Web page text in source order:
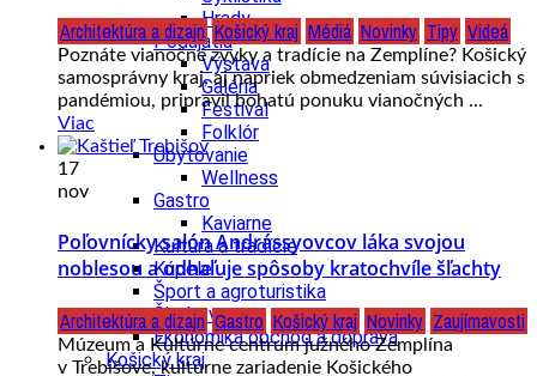
Hrady
Podujatia
Výstava
Galéria
Festival
Folklór
Ubytovanie
Wellness
Gastro
Kaviarne
Kultúra a tradície
Kúpele
Šport a agroturistika
Školstvo
Ekonomika obchod a doprava
Košický kraj
Architektúra a dizajn Košický kraj Médiá Novinky Tipy Videá
Poznáte vianočné zvyky a tradície na Zemplíne? Košický
samosprávny kraj, aj napriek obmedzeniam súvisiacich s
pandémiou, pripravil bohatú ponuku vianočných ...
Viac
17
nov
Poľovnícky salón Andrássyovcov láka svojou
noblesou a odhaľuje spôsoby kratochvíle šľachty
Architektúra a dizajn Gastro Košický kraj Novinky Zaujímavosti
Múzeum a Kultúrne centrum južného Zemplína
v Trebišove, kultúrne zariadenie Košického